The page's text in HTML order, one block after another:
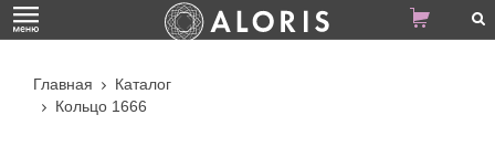
Главная
Каталог
Кольцо 1666